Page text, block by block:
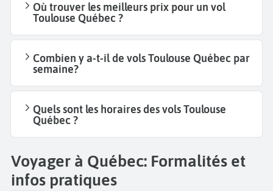
Où trouver les meilleurs prix pour un vol
Toulouse Québec ?
Combien y a-t-il de vols Toulouse Québec par
semaine?
Quels sont les horaires des vols Toulouse
Québec ?
Voyager à Québec: Formalités et
infos pratiques